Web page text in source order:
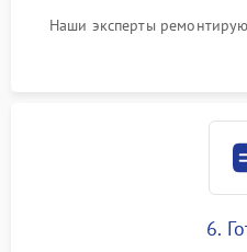
Наши эксперты
6.